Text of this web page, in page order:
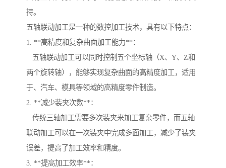
持。
五轴联动加工是一种的数控加工技术，具有以下特点：
1. **高精度和复杂曲面加工能力**：
五轴联动加工可以同时控制五个坐标轴（X、Y、Z和
两个旋转轴），能够实现复杂曲面的高精度加工，适用
于、汽车、模具等领域的高精度零件制造。
2. **减少装夹次数**：
传统三轴加工需要多次装夹来加工复杂零件，而五轴
联动加工可以在一次装夹中完成多面加工，减少了装夹
误差，提高了加工效率和精度。
3. **提高加工效率**：